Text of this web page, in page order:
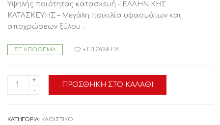
Υψηλής ποιότητας κατασκευή – ΕΛΛΗΝΙΚΗΣ
ΚΑΤΑΣΚΕΥΗΣ – Μεγάλη ποικιλία υφασμάτων και
αποχρώσεων ξύλου .
ΣΕ ΑΠΌΘΕΜΑ
ΚΑΡΕΚΛΑ
ΤΡΑΠΕΖΑΡΙΑΣ
ΠΡΟΣΘΉΚΗ ΣΤΟ ΚΑΛΆΘΙ
+ ΕΠΙΘΥΜΗΤΆ
ΚΑΤΗΓΟΡΊΑ: ΚΑΘΙΣΤΙΚΟ